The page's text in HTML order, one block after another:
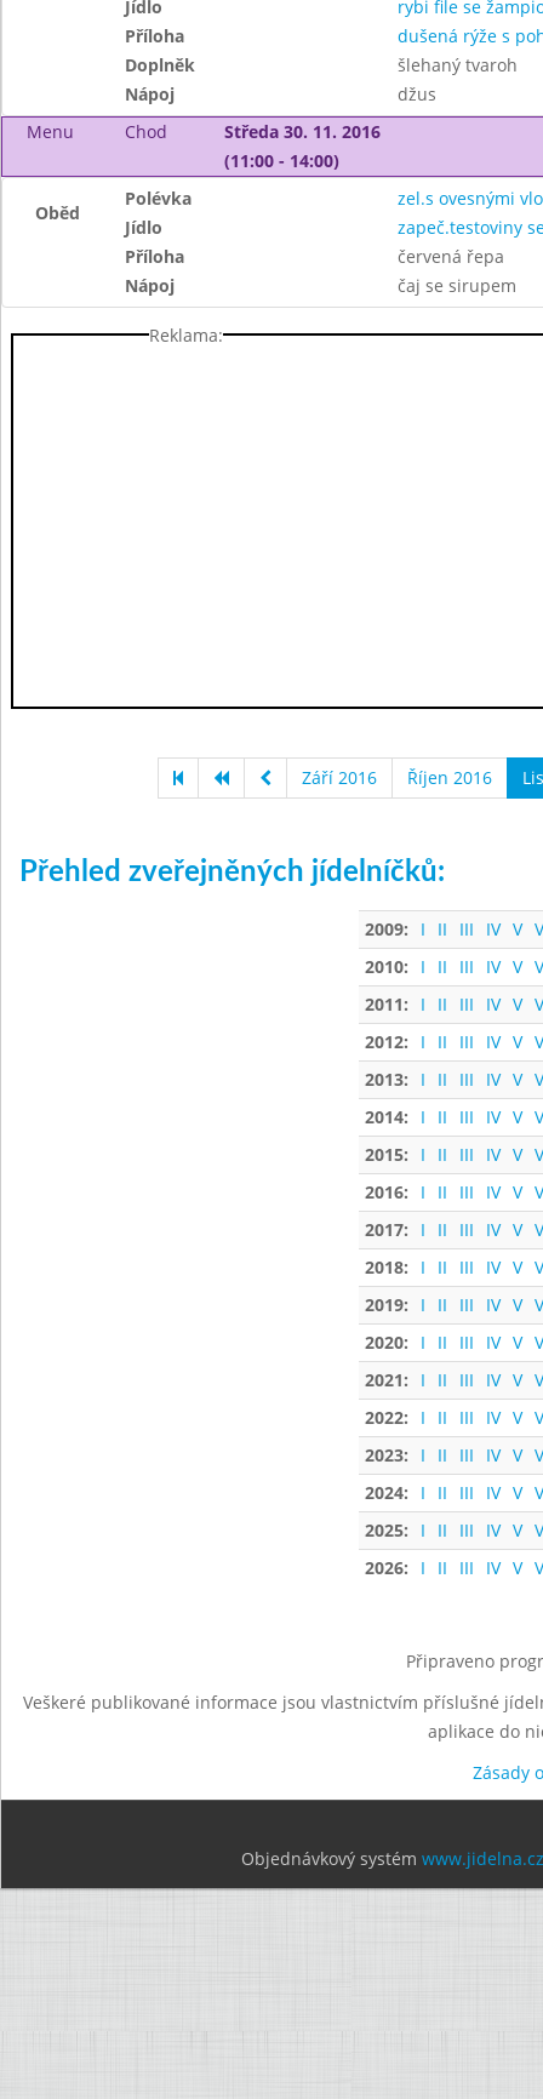
Jídlo
rybi file se
Příloha
dušená rýže s
Doplněk
šlehaný tvaroh
Nápoj
džus
Menu
Chod
Středa 30. 11. 2016
(11:00 - 14:00)
Oběd
Polévka
zel.s ovesnými
Jídlo
zapeč.testoviny
Příloha
červená řepa
Nápoj
čaj se sirupem
Reklama:
Září 2016 Říjen 2016
Přehled zveřejněných jídelníčků:
2009: I II III IV V
2010:
I II III IV V
2011:
I II III IV V
2012:
I II III IV V
2013:
I II III IV V
2014:
I II III IV V
2015:
I II III IV V
2016:
I II III IV V
2017:
I II III IV V
2018:
I II III IV V
2019:
I II III IV V
2020:
I II III IV V
2021:
I II III IV V
2022:
I II III IV V
2023:
I II III IV V
2024:
I II III IV V
2025:
I II III IV V
2026:
I II III IV V
Připraveno
Veškeré publikované informace jsou vlastnictvím příslušné
aplikace do
Zásady
Objednávkový systém www.jidelna.cz